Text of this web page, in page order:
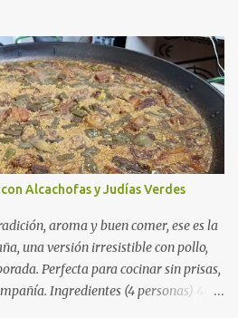
Alcachofas y Judías Verdes
aroma y buen comer, ese es la
una versión irresistible con pollo,
Perfecta para cocinar sin prisas,
Ingredientes (4 personas) 400